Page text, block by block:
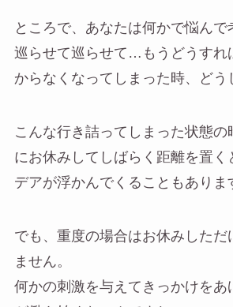
ところで、あなたは何かで悩んで
巡らせて巡らせて…もうどうすれ
からなくなってしまった時、どう
こんな行き詰ってしまった状態の
にお休みしてしばらく距離を置く
デアが浮かんでくることもありま
でも、重度の場合はお休みしただ
ません。
何かの刺激を与えてきっかけをあ